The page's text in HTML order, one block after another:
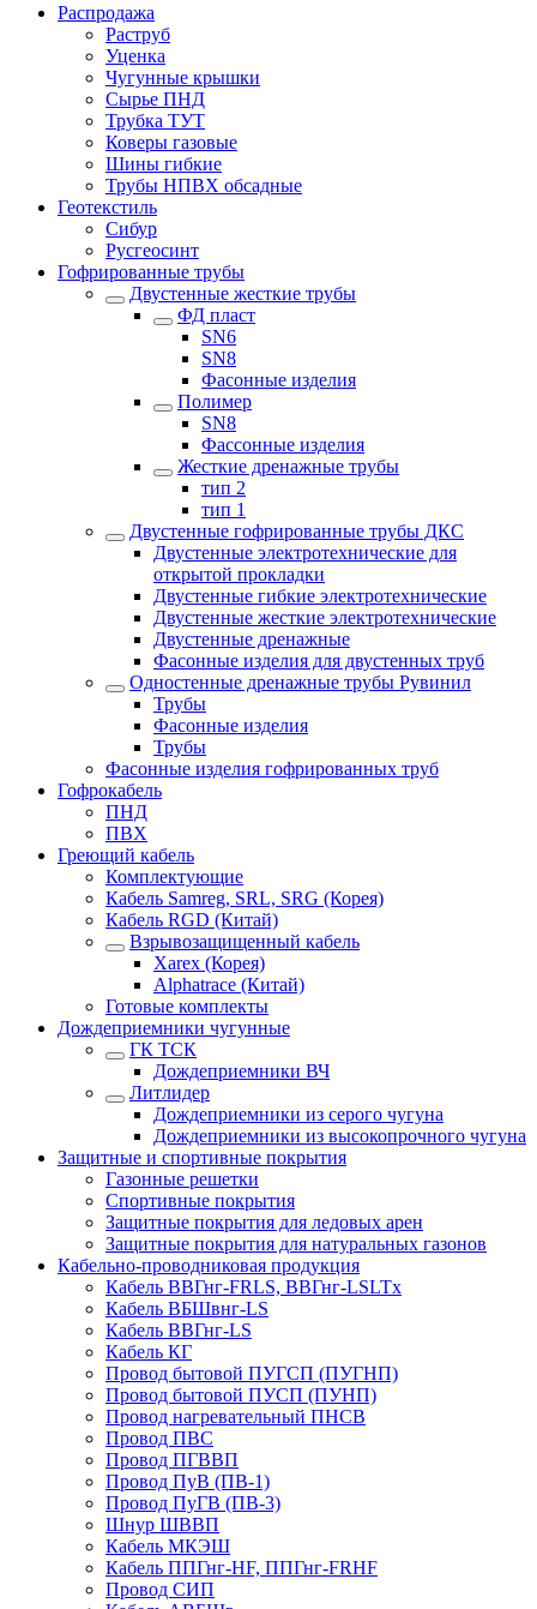
Распродажа
Раструб
Уценка
Чугунные крышки
Сырье ПНД
Трубка ТУТ
Коверы газовые
Шины гибкие
Трубы НПВХ обсадные
Геотекстиль
Сибур
Русгеосинт
Гофрированные трубы
Двустенные жесткие трубы
ФД пласт
SN6
SN8
Фасонные изделия
Полимер
SN8
Фассонные изделия
Жесткие дренажные трубы
тип 2
тип 1
Двустенные гофрированные трубы ДКС
Двустенные электротехнические для
открытой прокладки
Двустенные гибкие электротехнические
Двустенные жесткие электротехнические
Двустенные дренажные
Фасонные изделия для двустенных труб
Одностенные дренажные трубы Рувинил
Трубы
Фасонные изделия
Трубы
Фасонные изделия гофрированных труб
Гофрокабель
ПНД
ПВХ
Греющий кабель
Комплектующие
Кабель Samreg, SRL, SRG (Корея)
Кабель RGD (Китай)
Взрывозащищенный кабель
Xarex (Корея)
Alphatrace (Китай)
Готовые комплекты
Дождеприемники чугунные
ГК ТСК
Дождеприемники ВЧ
Литлидер
Дождеприемники из серого чугуна
Дождеприемники из высокопрочного чугуна
Защитные и спортивные покрытия
Газонные решетки
Спортивные покрытия
Защитные покрытия для ледовых арен
Защитные покрытия для натуральных газонов
Кабельно-проводниковая продукция
Кабель ВВГнг-FRLS, ВВГнг-LSLTx
Кабель ВБШвнг-LS
Кабель ВВГнг-LS
Кабель КГ
Провод бытовой ПУГСП (ПУГНП)
Провод бытовой ПУСП (ПУНП)
Провод нагревательный ПНСВ
Провод ПВС
Провод ПГВВП
Провод ПуВ (ПВ-1)
Провод ПуГВ (ПВ-3)
Шнур ШВВП
Кабель МКЭШ
Кабель ППГнг-HF, ППГнг-FRHF
Провод СИП